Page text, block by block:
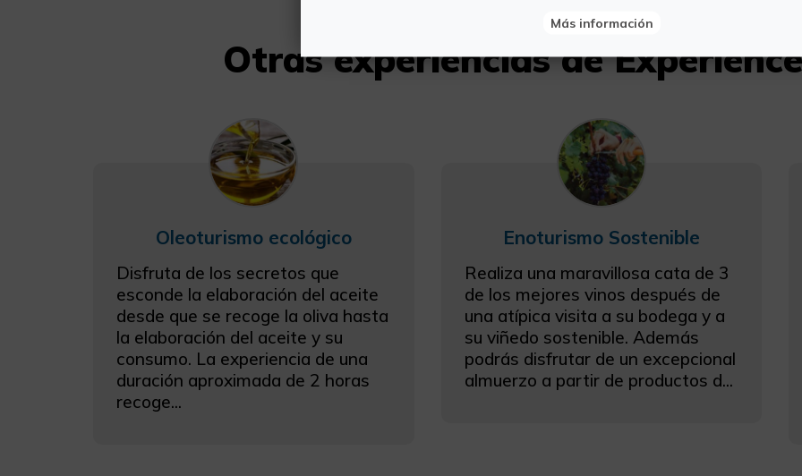
Otras experiencias de
Oleoturismo ecológico
Disfruta de los secretos que
esconde la elaboración del aceite
desde que se recoge la oliva hasta
la elaboración del aceite y su
consumo. La experiencia de una
duración aproximada de 2 horas
recoge...
Enoturismo Sostenible
Realiza una maravillosa cata de 3
de los mejores vinos después de
una atípica visita a su bodega y a
su viñedo sostenible. Además
podrás disfrutar de un excepcional
almuerzo a partir de productos d...
Más información